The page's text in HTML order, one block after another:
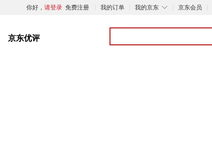
你好， 请登录 免费注册 我的订单 ◇
我的京东 京东会员